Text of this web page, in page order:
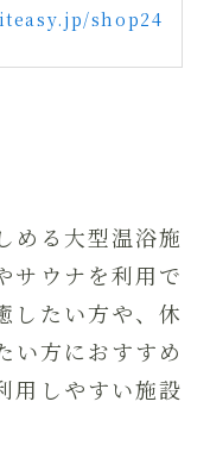
shop24
める大型温浴施
サウナを利用で
したい方や、休
い方におすすめ
用しやすい施設